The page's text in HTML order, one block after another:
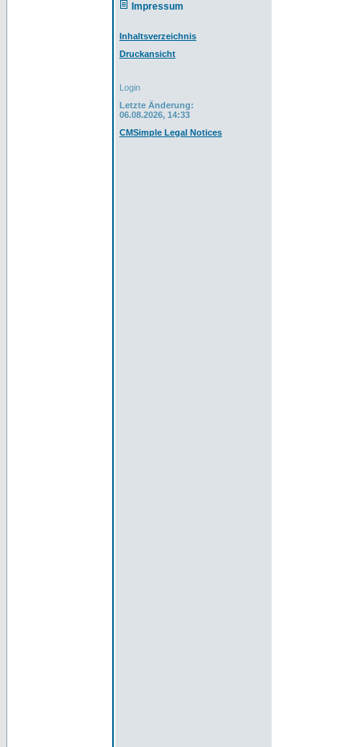
Impressum
Inhaltsverzeichnis
Druckansicht
Login
Letzte Änderung:
06.08.2026, 14:33
CMSimple Legal Notices